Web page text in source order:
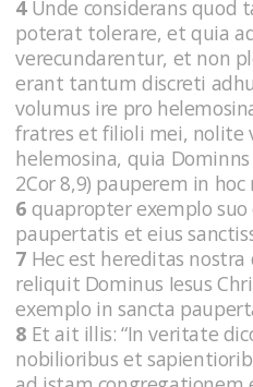
4Unde considerans quod
poterat tolerare, et quia
verecundarentur, et non
erant tantum discreti
volumus ire pro
fratres et filioli mei, nolite
helemosina, quia
2Cor 8,9) pauperem in hoc
6 quapropter exemplo
paupertatis et eius
7 Hec est hereditas
reliquit Dominus Iesus
exemplo in sancta
8 Et ait illis: “In veritate
nobilioribus et